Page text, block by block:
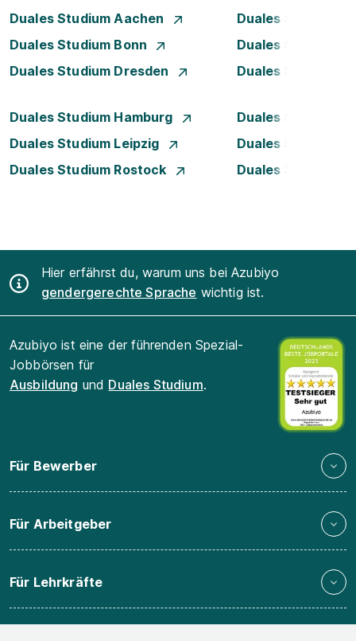
Duales Studium Aachen
Duales Studium
Duales Studium Bonn
Duales Studium
Duales Studium Dresden
Duales Studium
Duales Studium Hamburg
Duales Studium
Duales Studium Leipzig
Duales Studium
Duales Studium Rostock
Duales Studium
Hier erfährst du, warum uns bei Azubiyo
gendergerechte Sprache wichtig ist.
Azubiyo ist eine der führenden Spezial-
Jobbörsen für
Ausbildung und Duales Studium.
Für Bewerber
Für Arbeitgeber
Für Lehrkräfte